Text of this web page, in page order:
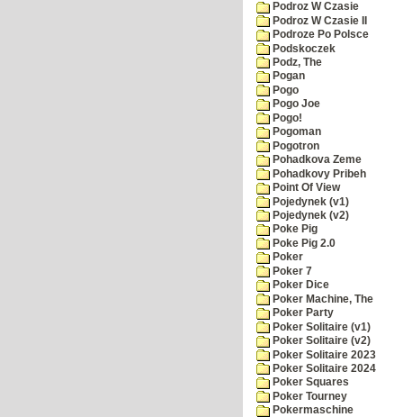
Podroz W Czasie
Podroz W Czasie II
Podroze Po Polsce
Podskoczek
Podz, The
Pogan
Pogo
Pogo Joe
Pogo!
Pogoman
Pogotron
Pohadkova Zeme
Pohadkovy Pribeh
Point Of View
Pojedynek (v1)
Pojedynek (v2)
Poke Pig
Poke Pig 2.0
Poker
Poker 7
Poker Dice
Poker Machine, The
Poker Party
Poker Solitaire (v1)
Poker Solitaire (v2)
Poker Solitaire 2023
Poker Solitaire 2024
Poker Squares
Poker Tourney
Pokermaschine